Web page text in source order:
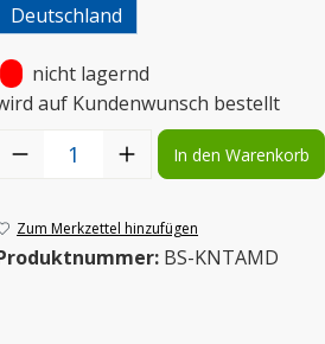
Deutschland
nicht lagernd
auf Kundenwunsch bestellt
Produkt Anzahl: Gib den gewünschten
In den Warenkorb
Zum Merkzettel hinzufügen
BS-KNTAMD